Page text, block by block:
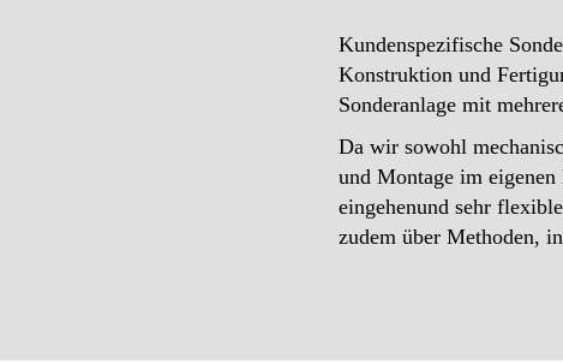
Kundenspezifische
Konstruktion und
Sonderanlage mit
Da wir sowohl
und Montage im
eingehenund sehr
zudem über Methoden,